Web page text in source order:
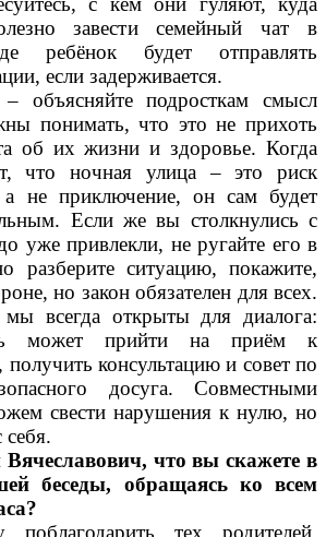
завести семейный чат в
ребёнок будет отправлять
если задерживается.
объясняйте подросткам смысл
понимать, что это не прихоть
об их жизни и здоровье. Когда
что ночная улица – это риск
не приключение, он сам будет
Если же вы столкнулись с
уже привлекли, не ругайте его в
разберите ситуацию, покажите,
но закон обязателен для всех.
всегда открыты для диалога:
может прийти на приём к
консультацию и совет по
досуга. Совместными
свести нарушения к нулю, но
что вы скажете в
беседы, обращаясь ко всем
тех родителей,